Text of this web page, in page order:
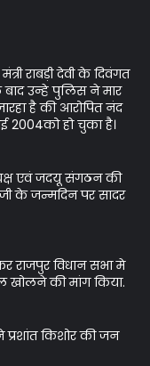
राबड़ी देवी के दिवंगत
बाद उन्हे पुलिस ने मार
है की आरोपित नंद
2004को हो चुका है।
एवं जदयू संगठन की
जी के जन्मदिन पर सादर
राजपुर विधान सभा मे
खोलने की मांग किया.
प्रशांत किशोर की जन